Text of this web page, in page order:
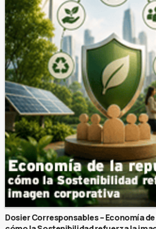
Dosier Corresponsables – Economía